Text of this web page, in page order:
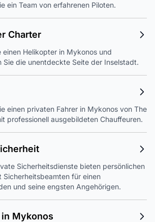
ein Team von erfahrenen Piloten.
Charter
einen Helikopter in Mykonos und
Sie die unentdeckte Seite der Inselstadt.
einen privaten Fahrer in Mykonos von The
professionell ausgebildeten Chauffeuren.
Sicherheitsdienste bieten persönlichen
Sicherheitsbeamten für einen
und seine engsten Angehörigen.
Mykonos